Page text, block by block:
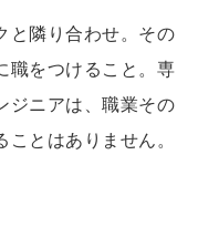
と隣り合わせ。その
職をつけること。専
ジニアは、職業その
とはありません。